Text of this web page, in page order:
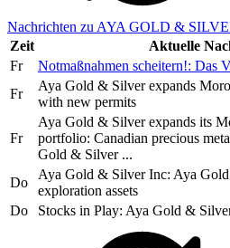
Nachrichten zu AYA GOLD &
Zeit
Aktuelle
Fr
Notmaßnahmen scheitern!: Das
Fr
Aya Gold & Silver expands
with new permits
Fr
Aya Gold & Silver expands its
portfolio: Canadian precious
Gold & Silver ...
Do
Aya Gold & Silver Inc: Aya
exploration assets
Do
Stocks in Play: Aya Gold &